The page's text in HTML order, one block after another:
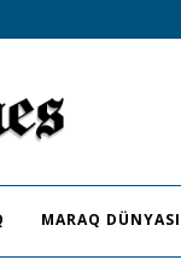
MARAQ DÜNYASI